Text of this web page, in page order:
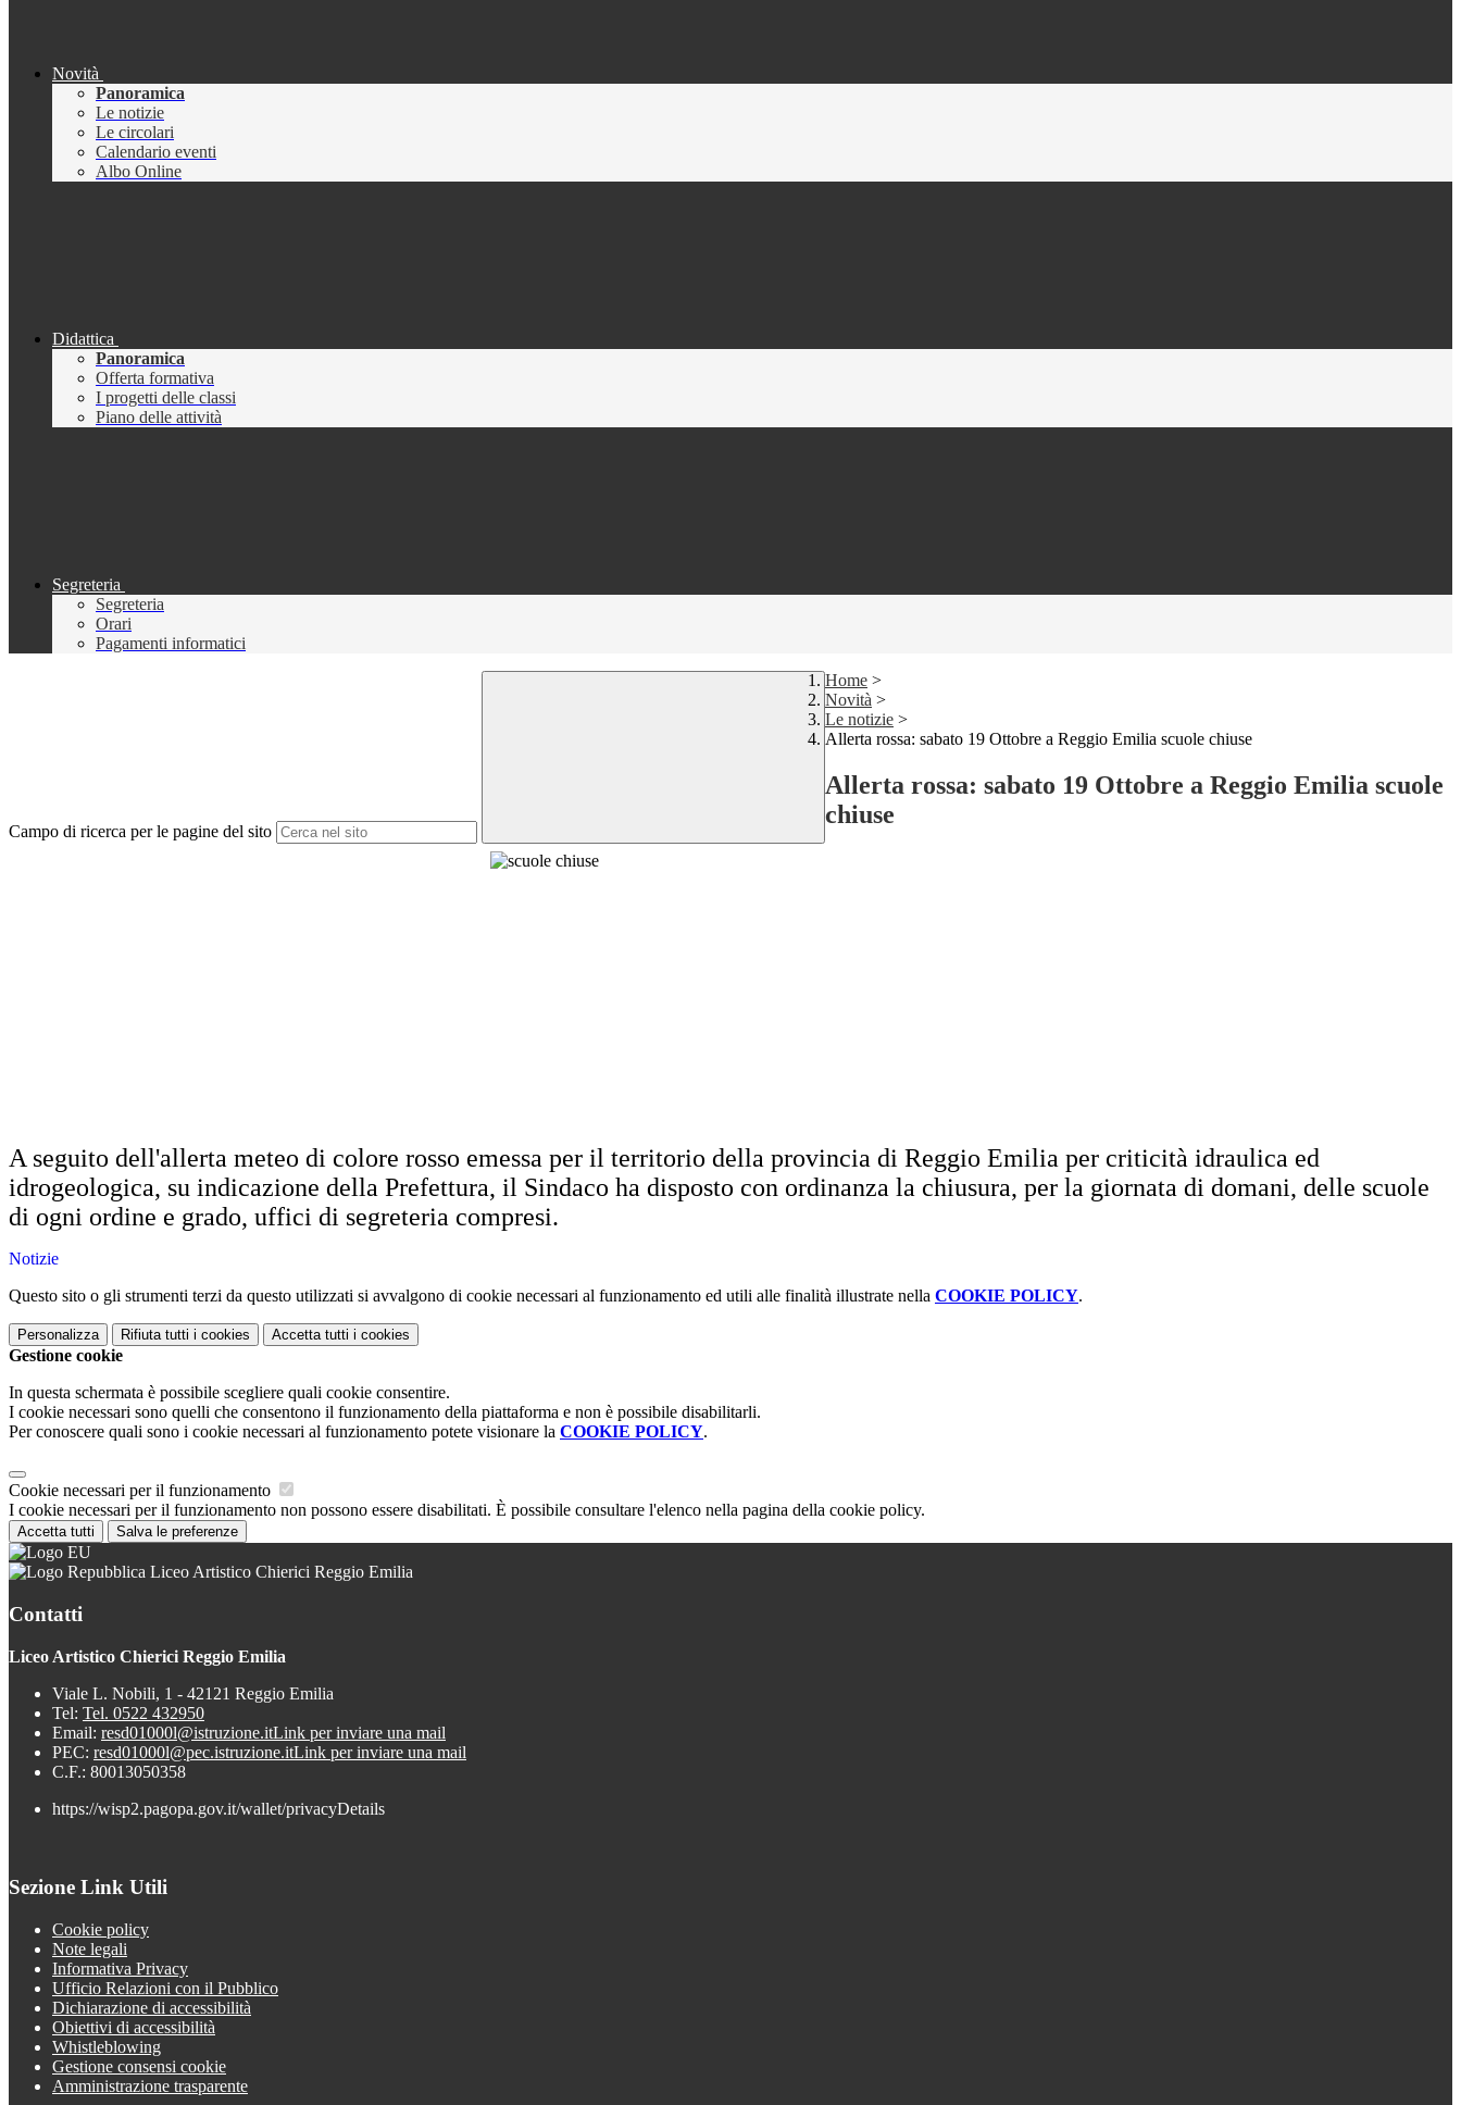
Novità
Panoramica
Le notizie
Le circolari
Calendario eventi
Albo Online
Didattica
Panoramica
Offerta formativa
I progetti delle classi
Piano delle attività
Segreteria
Segreteria
Orari
Pagamenti informatici
Campo di ricerca per le pagine del sito
Home >
Novità >
Le notizie >
Allerta rossa: sabato 19 Ottobre a Reggio Emilia scuole chiuse
Allerta rossa: sabato 19 Ottobre a Reggio Emilia scuole
chiuse
A seguito dell'allerta meteo di colore rosso emessa per il territorio della provincia di Reggio Emilia per criticità idraulica ed
idrogeologica, su indicazione della Prefettura, il Sindaco ha disposto con ordinanza la chiusura, per la giornata di domani, delle scuole
di ogni ordine e grado, uffici di segreteria compresi.
Notizie
Questo sito o gli strumenti terzi da questo utilizzati si avvalgono di cookie necessari al funzionamento ed utili alle finalità illustrate nella COOKIE POLICY.
Personalizza Rifiuta tutti i cookies Accetta tutti i cookies
Gestione cookie
In questa schermata è possibile scegliere quali cookie consentire.
I cookie necessari sono quelli che consentono il funzionamento della piattaforma e non è possibile disabilitarli.
Per conoscere quali sono i cookie necessari al funzionamento potete visionare la COOKIE POLICY.
Cookie necessari per il funzionamento
I cookie necessari per il funzionamento non possono essere disabilitati. È possibile consultare l'elenco nella pagina della cookie policy.
Accetta tutti Salva le preferenze
Liceo Artistico Chierici Reggio Emilia
Contatti
Liceo Artistico Chierici Reggio Emilia
Viale L. Nobili, 1 - 42121 Reggio Emilia
Tel: Tel. 0522 432950
Email: resd01000l@istruzione.itLink per inviare una mail
PEC: resd01000l@pec.istruzione.itLink per inviare una mail
C.F.: 80013050358
https://wisp2.pagopa.gov.it/wallet/privacyDetails
Sezione Link Utili
Cookie policy
Note legali
Informativa Privacy
Ufficio Relazioni con il Pubblico
Dichiarazione di accessibilità
Obiettivi di accessibilità
Whistleblowing
Gestione consensi cookie
Amministrazione trasparente